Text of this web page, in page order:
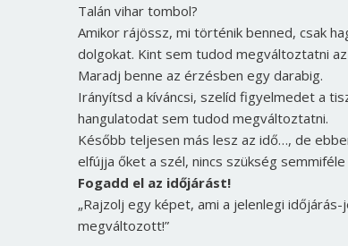
Talán vihar tombol?
Amikor rájössz, mi történik benned, csak
dolgokat. Kint sem tudod megváltoztatni
Maradj benne az érzésben egy darabig.
Irányítsd a kíváncsi, szelíd figyelmedet a
hangulatodat sem tudod megváltoztatni.
Később teljesen más lesz az idő…, de
elfújja őket a szél, nincs szükség
Fogadd el az időjárást!
„Rajzolj egy képet, ami a jelenlegi
megváltozott!”